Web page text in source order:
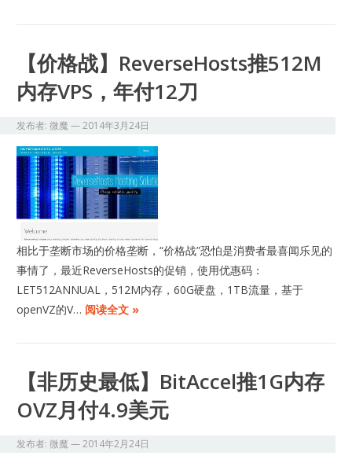
【价格战】ReverseHosts推512M
内存VPS，年付12刀
发布者:微魔—2014年3月24日
相比于垄断市场的价格垄断，“价格战”恐怕是消费者最喜闻乐见的
事情了，最近ReverseHosts的促销，使用优惠码：
LET512ANNUAL，512M内存，60G硬盘，1TB流量，基于
openVZ的V… 阅读全文 »
【非历史最低】BitAccel推1G内存
OVZ月付4.9美元
发布者:微魔—2014年2月24日